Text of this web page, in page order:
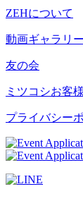
ZEHについて
動画ギャラリー
友の会
ミツコシお客
プライバシー